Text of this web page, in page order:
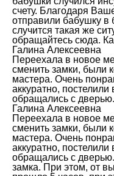
счету. Благодаря
отправили бабушку в
случится такая же
обращайтесь сюда.
Галина Алексеевна
Переехала в новое
сменить замки, были
мастера. Очень
аккуратно,
обращались с
Галина Алексеевна
Переехала в новое
сменить замки, были
мастера. Очень
аккуратно,
обращались с
замка. При этом, от